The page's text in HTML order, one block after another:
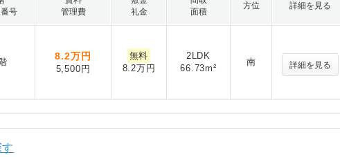
号
管理費
礼金
面積
方位 詳細を見る
8.2万円
5,500円
無料
8.2万円
2LDK
66.73m²
南 詳細を見る